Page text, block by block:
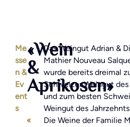
Me
sse
n &
Ev
ent
s
«
«Wein
&
Aprikosen»
Das Weingut Adrian &
Mathier Nouveau
wurde bereits dreimal
Schweizer Weingut des
und zum besten
Weingut des
Die Weine der Familie